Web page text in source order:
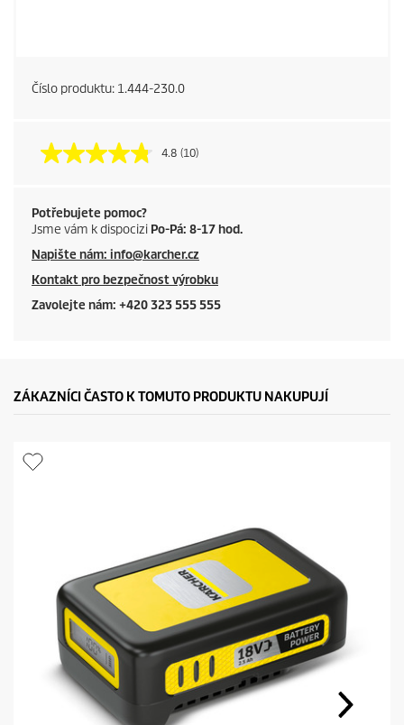
Číslo produktu: 1.444-230.0
4.8 (10)
Potřebujete pomoc?
Jsme vám k dispocizi Po-Pá: 8-17 hod.
Napište nám: info@karcher.cz
Kontakt pro bezpečnost výrobku
Zavolejte nám: +420 323 555 555
ZÁKAZNÍCI ČASTO K TOMUTO PRODUKTU NAKUPUJÍ